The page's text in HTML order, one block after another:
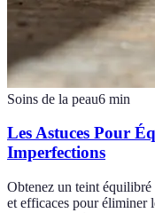
Soins de la peau6 min
Les Astuces Pour
Imperfections
Obtenez un teint équilibré
et efficaces pour éliminer